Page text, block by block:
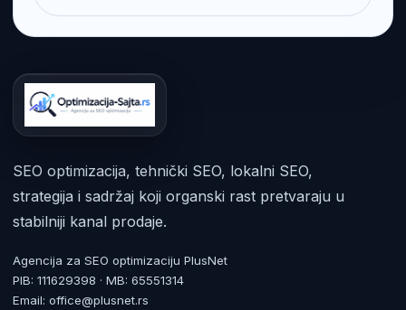
SEO optimizacija, tehnički SEO, lokalni SEO,
strategija i sadržaj koji organski rast pretvaraju u
stabilniji kanal prodaje.
Agencija za SEO optimizaciju PlusNet
PIB: 111629398 · MB: 65551314
Email: office@plusnet.rs